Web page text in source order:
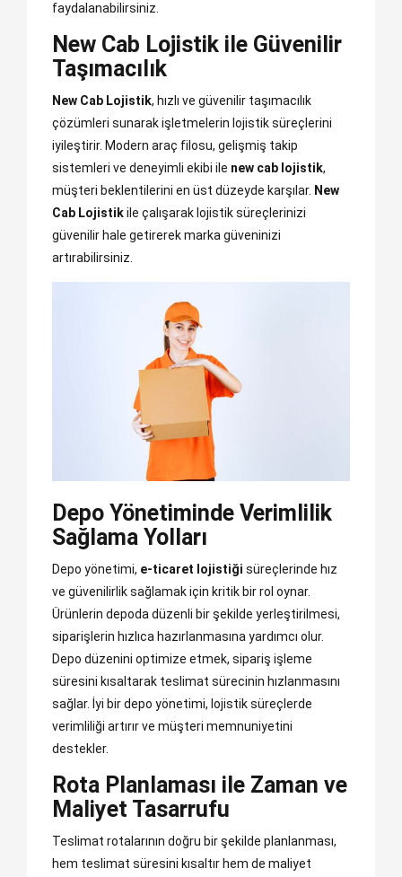
faydalanabilirsiniz.
New Cab Lojistik ile Güvenilir
Taşımacılık
New Cab Lojistik, hızlı ve güvenilir taşımacılık
çözümleri sunarak işletmelerin lojistik süreçlerini
iyileştirir. Modern araç filosu, gelişmiş takip
sistemleri ve deneyimli ekibi ile new cab lojistik,
müşteri beklentilerini en üst düzeyde karşılar. New
Cab Lojistikile çalışarak lojistik süreçlerinizi
güvenilir hale getirerek marka güveninizi
artırabilirsiniz.
Depo Yönetiminde Verimlilik
Sağlama Yolları
Depo yönetimi, e-ticaret lojistiği süreçlerinde hız
ve güvenilirlik sağlamak için kritik bir rol oynar.
Ürünlerin depoda düzenli bir şekilde yerleştirilmesi,
siparişlerin hızlıca hazırlanmasına yardımcı olur.
Depo düzenini optimize etmek, sipariş işleme
süresini kısaltarak teslimat sürecinin hızlanmasını
sağlar. İyi bir depo yönetimi, lojistik süreçlerde
verimliliği artırır ve müşteri memnuniyetini
destekler.
Rota Planlaması ile Zaman ve
Maliyet Tasarrufu
Teslimat rotalarının doğru bir şekilde planlanması,
hem teslimat süresini kısaltır hem de maliyet